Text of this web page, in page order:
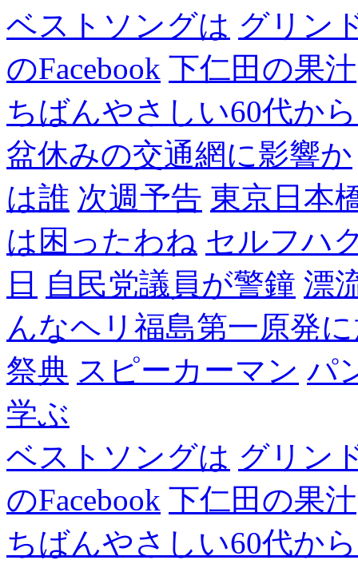
ベストソングは グリン
のFacebook 下仁田の果汁
ちばんやさしい60代から
盆休みの交通網に影響か
は誰 次週予告 東京日本
は困ったわね セルフハ
日 自民党議員が警鐘 漂
んなヘリ福島第一原発
祭典 スピーカーマン パ
学ぶ
ベストソングは グリン
のFacebook 下仁田の果汁
ちばんやさしい60代から